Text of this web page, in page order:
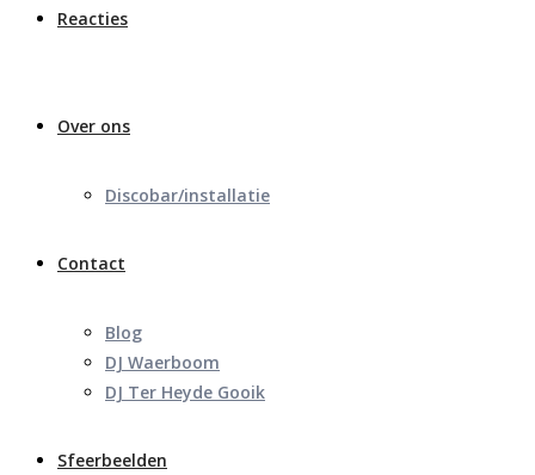
Reacties
Over ons
Discobar/installatie
Contact
Blog
DJ Waerboom
DJ Ter Heyde Gooik
Sfeerbeelden